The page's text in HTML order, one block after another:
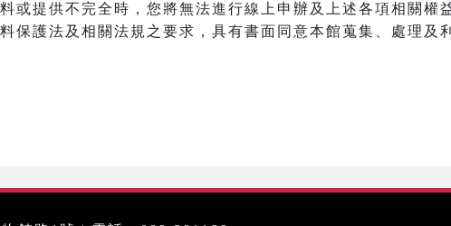
或提供不完全時，您將無法進行線上申辦及上述各項相關權
保護法及相關法規之要求，具有書面同意本館蒐集、處理及